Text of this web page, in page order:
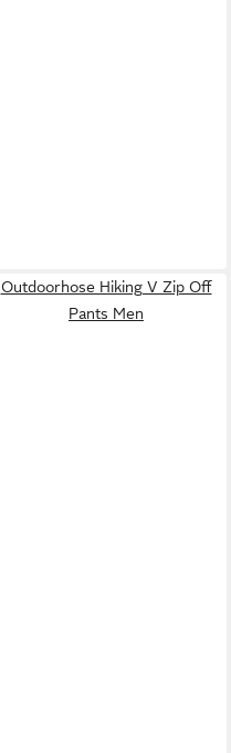
Outdoorhose Hiking V Zip Off
Pants Men